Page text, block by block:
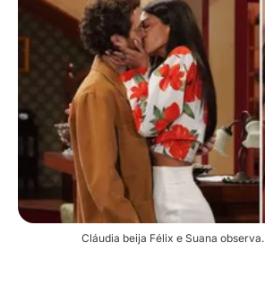
Cláudia beija Félix e Suana observa.